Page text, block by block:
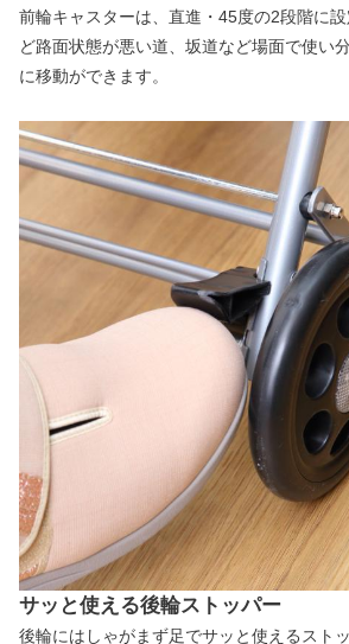
前輪キャスターは、直進・45度の2段階に
ど路面状態が悪い道、坂道など場面で使い
に移動ができます。
サッと使える後輪ストッパー
後輪にはしゃがまず足でサッと使えるスト